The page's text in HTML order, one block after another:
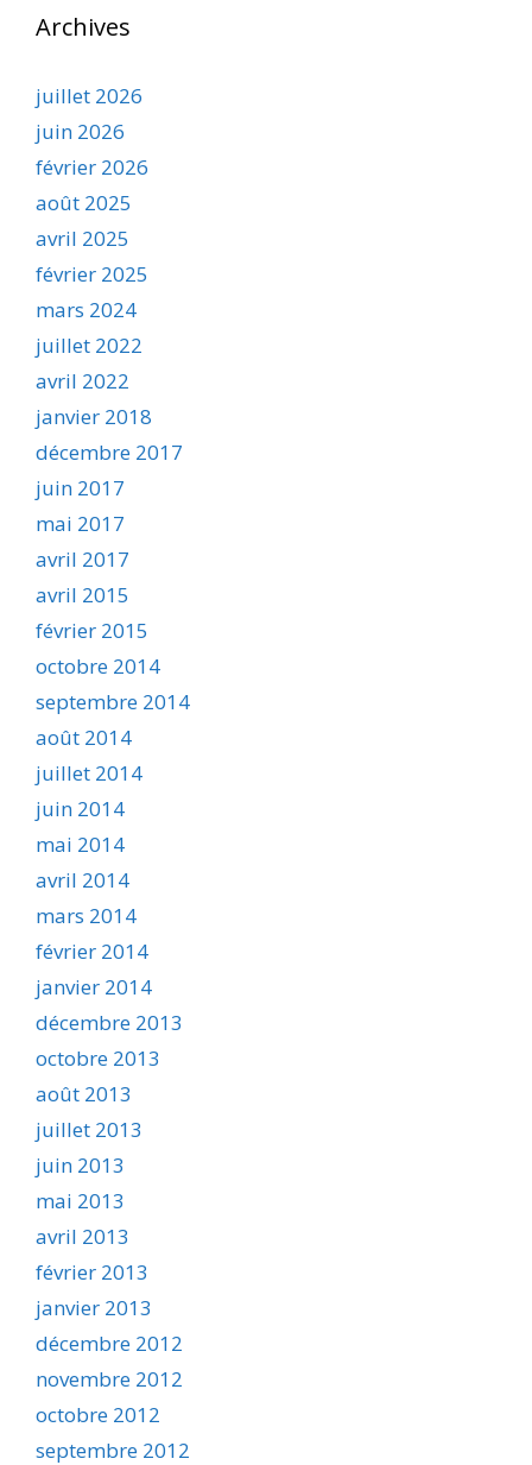
Archives
juillet 2026
juin 2026
février 2026
août 2025
avril 2025
février 2025
mars 2024
juillet 2022
avril 2022
janvier 2018
décembre 2017
juin 2017
mai 2017
avril 2017
avril 2015
février 2015
octobre 2014
septembre 2014
août 2014
juillet 2014
juin 2014
mai 2014
avril 2014
mars 2014
février 2014
janvier 2014
décembre 2013
octobre 2013
août 2013
juillet 2013
juin 2013
mai 2013
avril 2013
février 2013
janvier 2013
décembre 2012
novembre 2012
octobre 2012
septembre 2012